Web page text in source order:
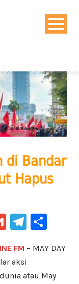
di Bandar
Hapus
Gmail
FM – MAY DAY
aksi
atau May